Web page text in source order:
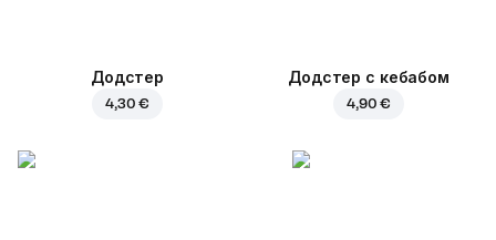
Додстер
4,30 €
Додстер с кебабом
4,90 €